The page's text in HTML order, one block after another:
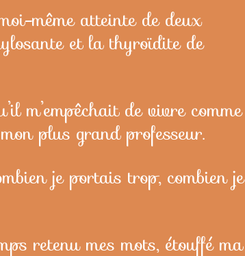
même atteinte de deux
et la thyroïdite de
m’empêchait de vivre comme
plus grand professeur.
je portais trop, combien je
retenu mes mots, étouffé ma